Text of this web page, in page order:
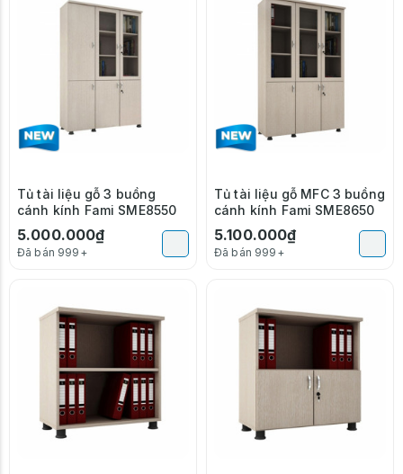
Tủ tài liệu gỗ 3 buồng
cánh kính Fami SME8550
5.000.000₫
Đã bán 999+
Tủ tài liệu gỗ MFC 3 buồng
cánh kính Fami SME8650
5.100.000₫
Đã bán 999+